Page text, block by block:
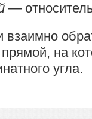
—
взаимно
на
угла.